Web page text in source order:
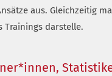
aus. Gleichzeitig
Trainings darstelle.